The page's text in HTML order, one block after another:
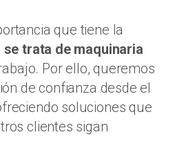
que tiene la
trata de maquinaria
Por ello, queremos
de confianza desde el
soluciones que
clientes sigan